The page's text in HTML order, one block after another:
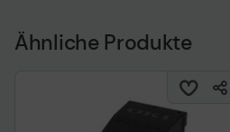
Ähnliche Produkte